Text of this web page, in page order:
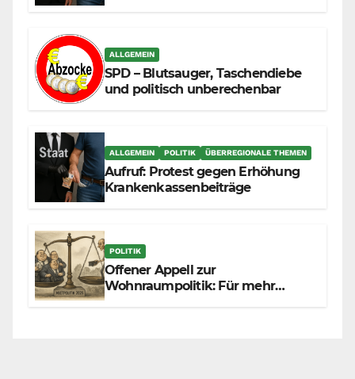
ALLGEMEIN
SPD – Blutsauger, Taschendiebe
und politisch unberechenbar
ALLGEMEIN POLITIK ÜBERREGIONALE THEMEN
Aufruf: Protest gegen Erhöhung
Krankenkassenbeiträge
POLITIK
Offener Appell zur
Wohnraumpolitik: Für mehr